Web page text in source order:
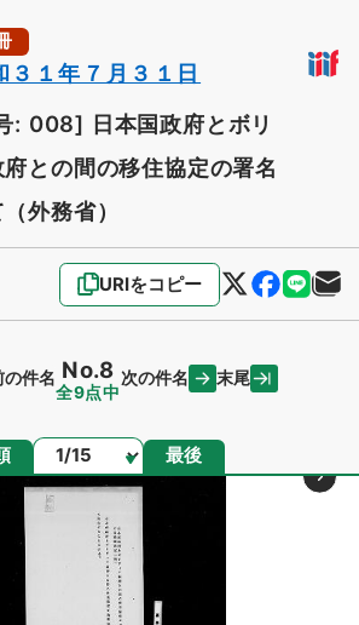
３１年７月３１日
: 008] 日本国政府とボリ
との間の移住協定の署名
外務省）
URIをコピー
の件名 No.8
全9点中
次の件名 末尾
ページ 最後